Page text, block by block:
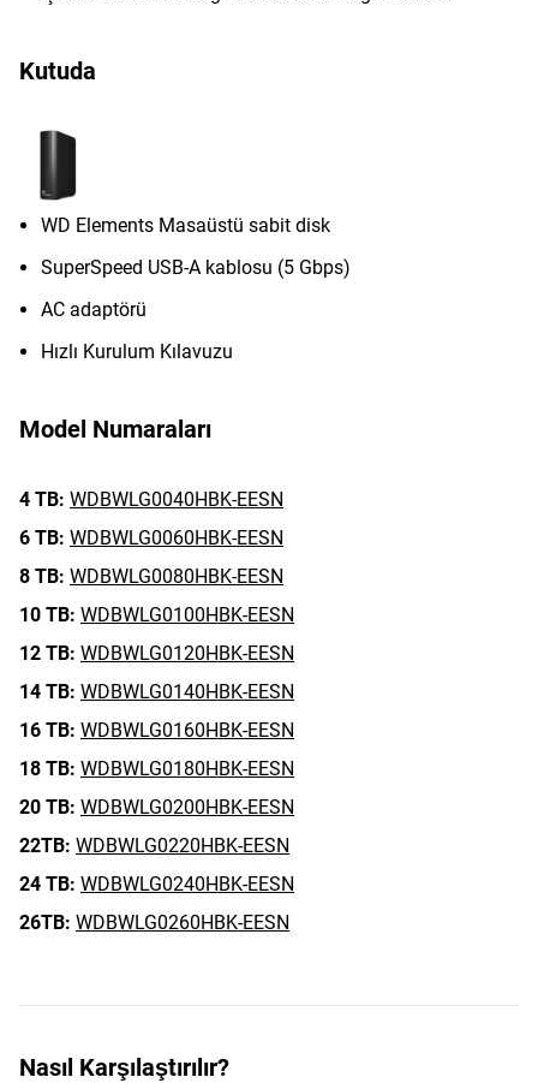
Kutuda
WD Elements Masaüstü sabit disk
SuperSpeed USB-A kablosu (5 Gbps)
AC adaptörü
Hızlı Kurulum Kılavuzu
Model Numaraları
4 TB: WDBWLG0040HBK-EESN
6 TB: WDBWLG0060HBK-EESN
8 TB: WDBWLG0080HBK-EESN
10 TB: WDBWLG0100HBK-EESN
12 TB: WDBWLG0120HBK-EESN
14 TB: WDBWLG0140HBK-EESN
16 TB: WDBWLG0160HBK-EESN
18 TB: WDBWLG0180HBK-EESN
20 TB: WDBWLG0200HBK-EESN
22TB: WDBWLG0220HBK-EESN
24 TB: WDBWLG0240HBK-EESN
26TB: WDBWLG0260HBK-EESN
Nasıl Karşılaştırılır?